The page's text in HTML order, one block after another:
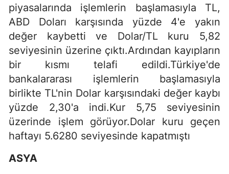
piyasalarında işlemlerin başlamasıyla TL,
ABD Doları karşısında yüzde 4'e yakın
değer kaybetti ve Dolar/TL kuru 5,82
seviyesinin üzerine çıktı.Ardından kayıpların
bir kısmı telafi edildi.Türkiye'de
bankalararası işlemlerin başlamasıyla
birlikte TL'nin Dolar karşısındaki değer kaybı
yüzde 2,30'a indi.Kur 5,75 seviyesinin
üzerinde işlem görüyor.Dolar kuru geçen
haftayı 5.6280 seviyesinde kapatmıştı
ASYA